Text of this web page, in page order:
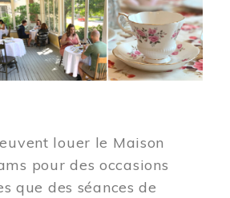
louer le Maison
pour des occasions
que des séances de